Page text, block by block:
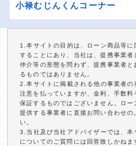
小禄むじんくんコーナー
1.本サイトの目的は、ローン商品等
することにあり、当社は、提携事業者
仲介等の形態を問わず、提携事業者
るものではありません。
2.本サイトに掲載される他の事業者
注意を払っていますが、金利、手数
保証するものではございません。ロ
提供する事業者に直接お問い合わせ
い。
3.当社及び当社アドバイザーでは、
についてのご質問には回答致しかね